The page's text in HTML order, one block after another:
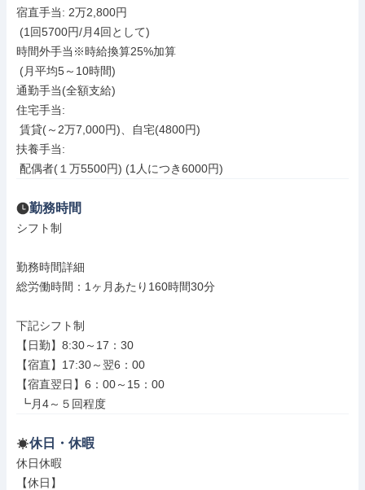
宿直手当: 2万2,800円
時間外手当※時給換算25%加算
通勤手当(全額支給)
住宅手当:
扶養手当:
配偶者(１万5500円) (1人につき6000円)
勤務時間
シフト制
勤務時間詳細
総労働時間：1ヶ月あたり160時間30分
下記シフト制
【日勤】8:30～17：30
【宿直】17:30～翌6：00
【宿直翌日】6：00～15：00
┗月4～５回程度
休日・休暇
休日休暇
【休日】